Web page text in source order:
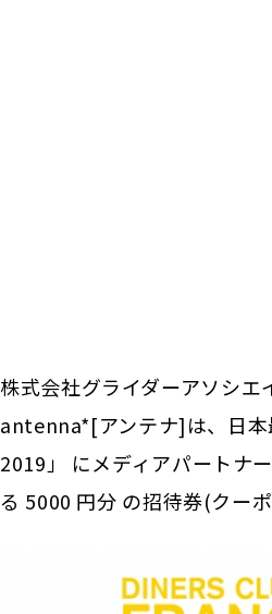
株式会社グライダーアソシ
antenna*[アンテナ]は、日本
2019」 にメディアパートナ
る 5000 円分 の招待券(クー